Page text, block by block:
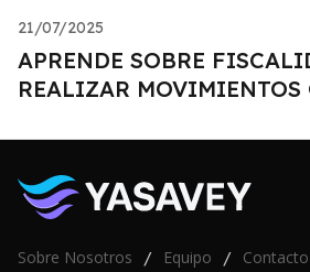
21/07/2025
APRENDE SOBRE
REALIZAR MOVIMIENTOS
Sobre Nosotros / Equipo / Contacto